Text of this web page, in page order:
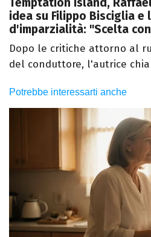
Temptation Island,
idea su Filippo Bisciglia e
d'imparzialità: "Scelta
Dopo le critiche attorno al
del conduttore, l'autrice